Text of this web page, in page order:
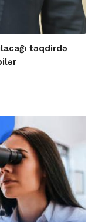
təqdirdə